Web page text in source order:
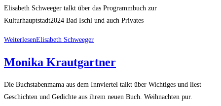
Elisabeth Schweeger talkt über das Programmbuch zur
Kulturhauptstadt2024 Bad Ischl und auch Privates
WeiterlesenElisabeth Schweeger
Monika Krautgartner
Die Buchstabenmama aus dem Innviertel talkt über Wichtiges und liest
Geschichten und Gedichte aus ihrem neuen Buch. Weihnachten pur.